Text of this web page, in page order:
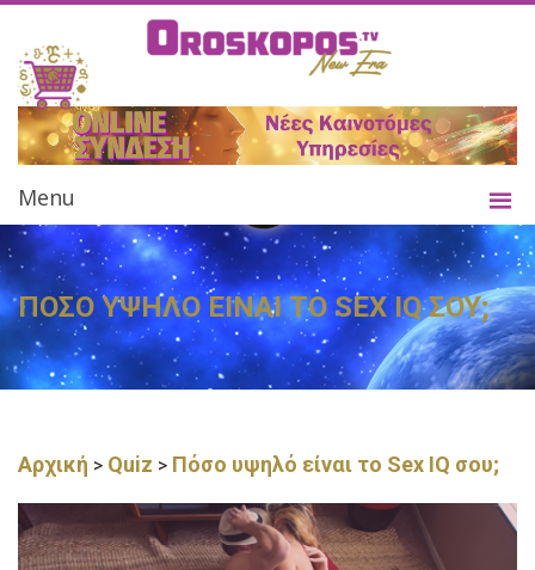
Menu
ΠΟΣΟ ΥΨΗΛΟ ΕΙΝΑΙ ΤΟ SEX IQ ΣΟΥ;
Αρχική > Quiz > Πόσο υψηλό είναι το Sex IQ σου;